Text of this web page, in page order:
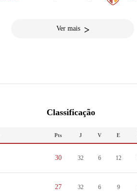
Ver mais >
Classificação
Pts J V E
30 32 6 12
27 32 6 9